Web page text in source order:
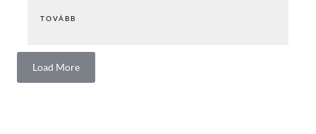
TOVÁBB
Load More